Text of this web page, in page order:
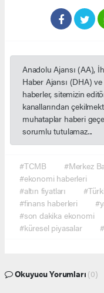
Anadolu Ajansı (AA),
Haber Ajansı (DHA)
haberler, sitemizin
kanallarından
muhataplar haberi
sorumlu tutulamaz...
#TCMB #Merkez
#ekonomi haberleri
#altın fiyatları
#finans haberleri
#son dakika ekonomi
#küresel piyasalar
Okuyucu Yorumları (0)